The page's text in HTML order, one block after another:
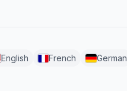
English French German